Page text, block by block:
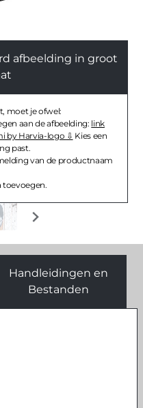
afbeelding in groot
moet je ofwel:
aan de afbeelding: link
by Harvia-logo
Kies een
past.
van de productnaam
toevoegen.
Handleidingen en
Bestanden